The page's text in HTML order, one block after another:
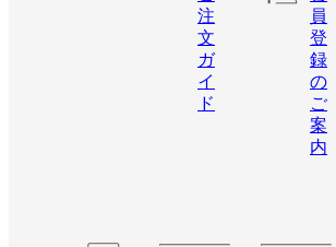
注
文
ガ
イ
ド
員
登
録
の
ご
案
内